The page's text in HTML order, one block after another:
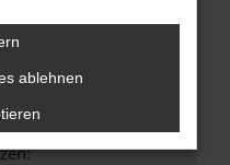
Schritte versucht
Wir werden
beheben. Du kannst
um uns bei der
ablehnen